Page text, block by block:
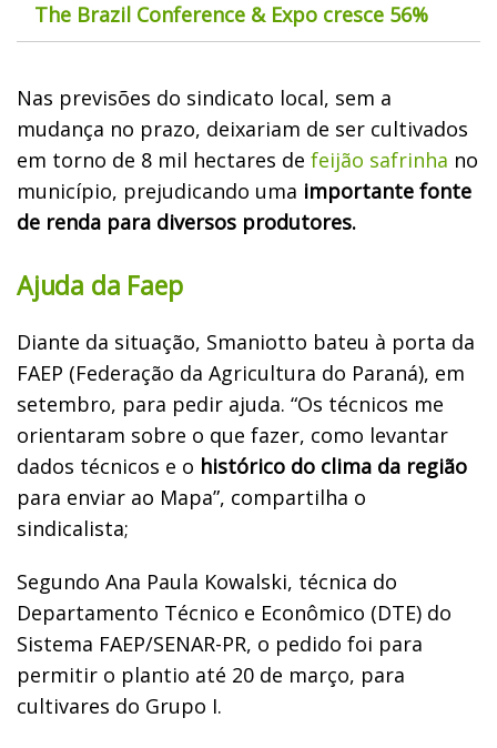
The Brazil Conference & Expo cresce 56%
Nas previsões do sindicato local, sem a
mudança no prazo, deixariam de ser cultivados
em torno de 8 mil hectares de feijão safrinha no
município, prejudicando uma importante fonte
de renda para diversos produtores.
Ajuda da Faep
Diante da situação, Smaniotto bateu à porta da
FAEP (Federação da Agricultura do Paraná), em
setembro, para pedir ajuda. “Os técnicos me
orientaram sobre o que fazer, como levantar
dados técnicos e o histórico do clima da região
para enviar ao Mapa”, compartilha o
sindicalista;
Segundo Ana Paula Kowalski, técnica do
Departamento Técnico e Econômico (DTE) do
Sistema FAEP/SENAR-PR, o pedido foi para
permitir o plantio até 20 de março, para
cultivares do Grupo I.